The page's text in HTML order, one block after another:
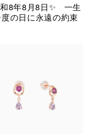
8年8月8日✨ 一生
の日に永遠の約束